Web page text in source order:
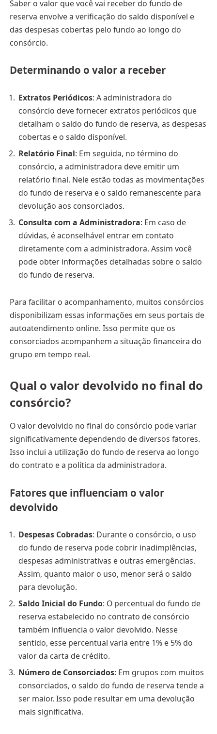
Saber o valor que você vai receber do fundo de
reserva envolve a verificação do saldo disponível e
das despesas cobertas pelo fundo ao longo do
consórcio.
Determinando o valor a receber
Extratos Periódicos: A administradora do
consórcio deve fornecer extratos periódicos que
detalham o saldo do fundo de reserva, as despesas
cobertas e o saldo disponível.
Relatório Final: Em seguida, no término do
consórcio, a administradora deve emitir um
relatório final. Nele estão todas as movimentações
do fundo de reserva e o saldo remanescente para
devolução aos consorciados.
Consulta com a Administradora: Em caso de
dúvidas, é aconselhável entrar em contato
diretamente com a administradora. Assim você
pode obter informações detalhadas sobre o saldo
do fundo de reserva.
Para facilitar o acompanhamento, muitos consórcios
disponibilizam essas informações em seus portais de
autoatendimento online. Isso permite que os
consorciados acompanhem a situação financeira do
grupo em tempo real.
Qual o valor devolvido no final do
consórcio?
O valor devolvido no final do consórcio pode variar
significativamente dependendo de diversos fatores.
Isso inclui a utilização do fundo de reserva ao longo
do contrato e a política da administradora.
Fatores que influenciam o valor
devolvido
Despesas Cobradas: Durante o consórcio, o uso
do fundo de reserva pode cobrir inadimplências,
despesas administrativas e outras emergências.
Assim, quanto maior o uso, menor será o saldo
para devolução.
Saldo Inicial do Fundo: O percentual do fundo de
reserva estabelecido no contrato de consórcio
também influencia o valor devolvido. Nesse
sentido, esse percentual varia entre 1% e 5% do
valor da carta de crédito.
Número de Consorciados: Em grupos com muitos
consorciados, o saldo do fundo de reserva tende a
ser maior. Isso pode resultar em uma devolução
mais significativa.